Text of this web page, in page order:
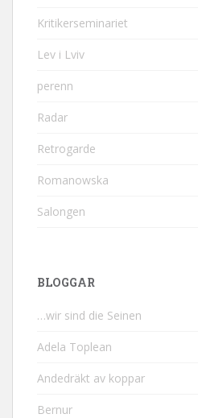
Kritikerseminariet
Lev i Lviv
perenn
Radar
Retrogarde
Romanowska
Salongen
BLOGGAR
…wir sind die Seinen
Adela Toplean
Andedräkt av koppar
Bernur